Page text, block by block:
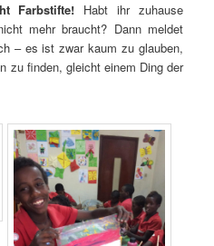
Farbstifte! Habt ihr zuhause
mehr braucht? Dann meldet
– es ist zwar kaum zu glauben,
zu finden, gleicht einem Ding der